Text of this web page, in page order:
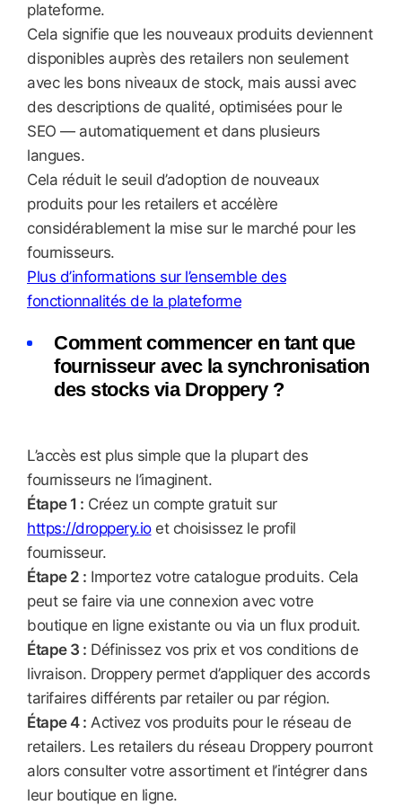
plateforme.
Cela signifie que les nouveaux produits deviennent
disponibles auprès des retailers non seulement
avec les bons niveaux de stock, mais aussi avec
des descriptions de qualité, optimisées pour le
SEO — automatiquement et dans plusieurs
langues.
Cela réduit le seuil d’adoption de nouveaux
produits pour les retailers et accélère
considérablement la mise sur le marché pour les
fournisseurs.
Plus d’informations sur l’ensemble des
fonctionnalités de la plateforme
Comment commencer en tant que
fournisseur avec la synchronisation
des stocks via Droppery ?
L’accès est plus simple que la plupart des
fournisseurs ne l’imaginent.
Étape 1 : Créez un compte gratuit sur
https://droppery.ioet choisissez le profil
fournisseur.
Étape 2 : Importez votre catalogue produits. Cela
peut se faire via une connexion avec votre
boutique en ligne existante ou via un flux produit.
Étape 3 : Définissez vos prix et vos conditions de
livraison. Droppery permet d’appliquer des accords
tarifaires différents par retailer ou par région.
Étape 4 : Activez vos produits pour le réseau de
retailers. Les retailers du réseau Droppery pourront
alors consulter votre assortiment et l’intégrer dans
leur boutique en ligne.